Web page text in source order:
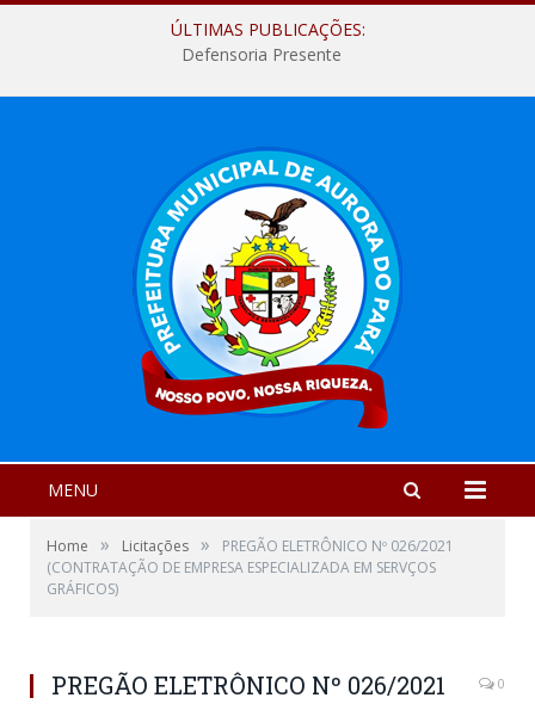
ÚLTIMAS PUBLICAÇÕES:
Defensoria Presente
MENU
Home » Licitações »
PREGÃO ELETRÔNICO Nº 026/2021
(CONTRATAÇÃO DE EMPRESA ESPECIALIZADA EM SERVÇOS
GRÁFICOS)
PREGÃO ELETRÔNICO Nº 026/2021
0